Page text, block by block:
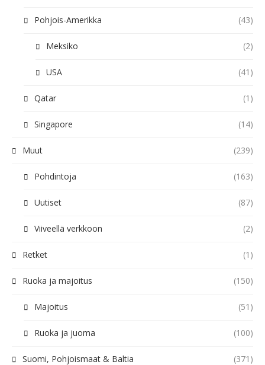
Pohjois-Amerikka (43)
Meksiko (2)
USA (41)
Qatar (1)
Singapore (14)
Muut (239)
Pohdintoja (163)
Uutiset (87)
Viiveellä verkkoon (2)
Retket (1)
Ruoka ja majoitus (150)
Majoitus (51)
Ruoka ja juoma (100)
Suomi, Pohjoismaat & Baltia (371)